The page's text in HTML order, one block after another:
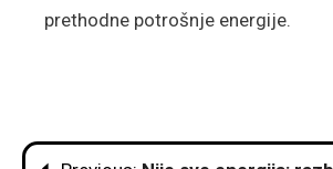
prethodne potrošnje energije.
Post